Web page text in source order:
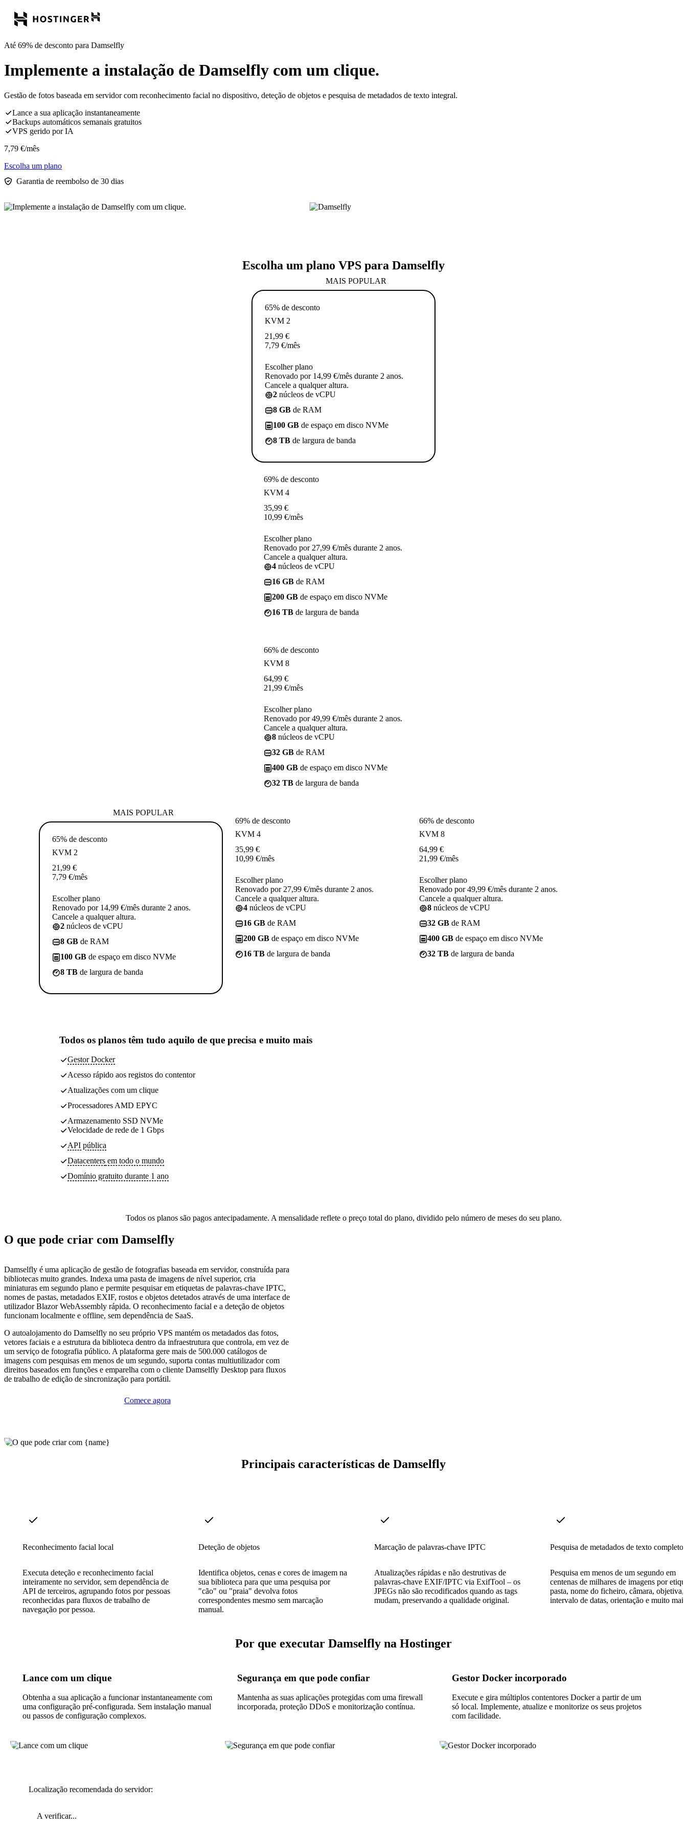
Até 69% de desconto para Damselfly
Implemente a instalação de Damselfly com um clique.
Gestão de fotos baseada em servidor com reconhecimento facial no dispositivo, deteção de objetos e pesquisa de metadados de texto integral.
Lance a sua aplicação instantaneamente
Backups automáticos semanais gratuitos
VPS gerido por IA
7,79 €/mês
Escolha um plano
Garantia de reembolso de 30 dias
Escolha um plano VPS para Damselfly
MAIS POPULAR
65% de desconto
KVM 2
21,99 €
7,79 €/mês
Escolher plano
Renovado por 14,99 €/mês durante 2 anos.
Cancele a qualquer altura.
2 núcleos de vCPU
8 GB de RAM
100 GB de espaço em disco NVMe
8 TB de largura de banda
69% de desconto
KVM 4
35,99 €
10,99 €/mês
Escolher plano
Renovado por 27,99 €/mês durante 2 anos.
Cancele a qualquer altura.
4 núcleos de vCPU
16 GB de RAM
200 GB de espaço em disco NVMe
16 TB de largura de banda
66% de desconto
KVM 8
64,99 €
21,99 €/mês
Escolher plano
Renovado por 49,99 €/mês durante 2 anos.
Cancele a qualquer altura.
8 núcleos de vCPU
32 GB de RAM
400 GB de espaço em disco NVMe
32 TB de largura de banda
MAIS POPULAR
65% de desconto
KVM 2
21,99 €
7,79 €/mês
Escolher plano
Renovado por 14,99 €/mês durante 2 anos.
Cancele a qualquer altura.
2 núcleos de vCPU
8 GB de RAM
100 GB de espaço em disco NVMe
8 TB de largura de banda
69% de desconto
KVM 4
35,99 €
10,99 €/mês
Escolher plano
Renovado por 27,99 €/mês durante 2 anos.
Cancele a qualquer altura.
4 núcleos de vCPU
16 GB de RAM
200 GB de espaço em disco NVMe
16 TB de largura de banda
66% de desconto
KVM 8
64,99 €
21,99 €/mês
Escolher plano
Renovado por 49,99 €/mês durante 2 anos.
Cancele a qualquer altura.
8 núcleos de vCPU
32 GB de RAM
400 GB de espaço em disco NVMe
32 TB de largura de banda
Todos os planos têm tudo aquilo de que precisa e muito mais
Gestor Docker
Acesso rápido aos registos do contentor
Atualizações com um clique
Processadores AMD EPYC
Armazenamento SSD NVMe
Velocidade de rede de 1 Gbps
API pública
Datacenters em todo o mundo
Domínio gratuito durante 1 ano
Todos os planos são pagos antecipadamente. A mensalidade reflete o preço total do plano, dividido pelo número de meses do seu plano.
O que pode criar com Damselfly
Damselfly é uma aplicação de gestão de fotografias baseada em servidor, construída para
bibliotecas muito grandes. Indexa uma pasta de imagens de nível superior, cria
miniaturas em segundo plano e permite pesquisar em etiquetas de palavras-chave IPTC,
nomes de pastas, metadados EXIF, rostos e objetos detetados através de uma interface de
utilizador Blazor WebAssembly rápida. O reconhecimento facial e a deteção de objetos
funcionam localmente e offline, sem dependência de SaaS.
O autoalojamento do Damselfly no seu próprio VPS mantém os metadados das fotos,
vetores faciais e a estrutura da biblioteca dentro da infraestrutura que controla, em vez de
um serviço de fotografia público. A plataforma gere mais de 500.000 catálogos de
imagens com pesquisas em menos de um segundo, suporta contas multiutilizador com
direitos baseados em funções e emparelha com o cliente Damselfly Desktop para fluxos
de trabalho de edição de sincronização para portátil.
Comece agora
Principais características de Damselfly
Reconhecimento facial local
Executa deteção e reconhecimento facial
inteiramente no servidor, sem dependência de
API de terceiros, agrupando fotos por pessoas
reconhecidas para fluxos de trabalho de
navegação por pessoa.
Deteção de objetos
Identifica objetos, cenas e cores de imagem na
sua biblioteca para que uma pesquisa por
"cão" ou "praia" devolva fotos
correspondentes mesmo sem marcação
manual.
Marcação de palavras-chave IPTC
Atualizações rápidas e não destrutivas de
palavras-chave EXIF/IPTC via ExifTool – os
JPEGs não são recodificados quando as tags
mudam, preservando a qualidade original.
Pesquisa de metadados de texto completo
Pesquisa em menos de um segundo em
centenas de milhares de imagens por
pasta, nome do ficheiro, câmara, objetiva,
intervalo de datas, orientação e muito
Por que executar Damselfly na Hostinger
Lance com um clique
Obtenha a sua aplicação a funcionar instantaneamente com
uma configuração pré-configurada. Sem instalação manual
ou passos de configuração complexos.
Segurança em que pode confiar
Mantenha as suas aplicações protegidas com uma firewall
incorporada, proteção DDoS e monitorização contínua.
Gestor Docker incorporado
Execute e gira múltiplos contentores Docker a partir de um
só local. Implemente, atualize e monitorize os seus projetos
com facilidade.
Localização recomendada do servidor:
A verificar...